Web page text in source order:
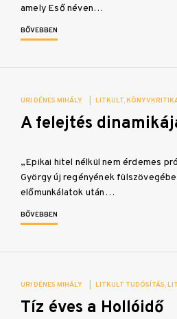
amely Eső néven…
BŐVEBBEN
URI DÉNES MIHÁLY LITKULT
A felejtés
„Epikai hitel nélkül nem érdemes
György új regényének
előmunkálatok után…
BŐVEBBEN
URI DÉNES MIHÁLY LITKULT TUDÓSÍTÁS
Tíz éves a Hollóidő